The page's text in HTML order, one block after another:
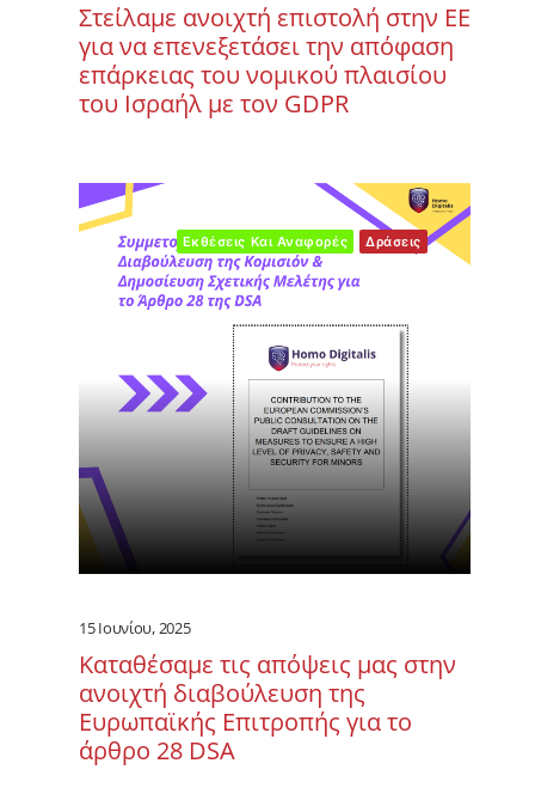
Στείλαμε ανοιχτή επιστολή στην ΕΕ
για να επενεξετάσει την απόφαση
επάρκειας του νομικού πλαισίου
του Ισραήλ με τον GDPR
Εκθέσεις Και Αναφορές Δράσεις
15 Ιουνίου, 2025
Καταθέσαμε τις απόψεις μας στην
ανοιχτή διαβούλευση της
Ευρωπαϊκής Επιτροπής για το
άρθρο 28 DSA